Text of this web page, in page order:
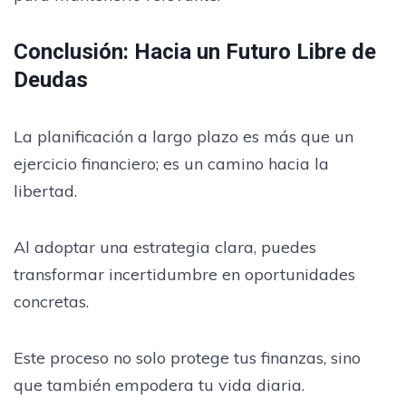
Conclusión: Hacia un Futuro Libre de
Deudas
La planificación a largo plazo es más que un
ejercicio financiero; es un camino hacia la
libertad.
Al adoptar una estrategia clara, puedes
transformar incertidumbre en oportunidades
concretas.
Este proceso no solo protege tus finanzas, sino
que también empodera tu vida diaria.